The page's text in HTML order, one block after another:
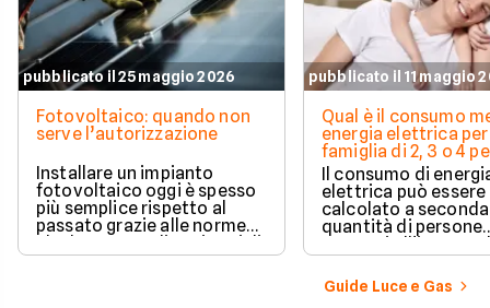
pubblicato il 25 maggio 2026
Fotovoltaico: quando non
serve l’autorizzazione
Installare un impianto
fotovoltaico oggi è spesso
più semplice rispetto al
passato grazie alle norme
che hanno ampliato i casi di
edilizia libera.
pubblicato il 11 maggio
Qual è il consumo
energia elettrica per
famiglia di 2, 3 o 4
Il consumo di
elettrica può essere
calcolato a
quantità di persone
presenti all'interno
determinato
numerosi i fattori
influenzano questo
Guide Luce e Gas